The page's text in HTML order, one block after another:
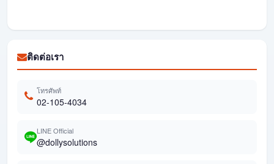
ติดต่อเรา
โทรศัพท์
02-105-4034
LINE Official
@dollysolutions